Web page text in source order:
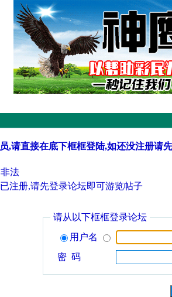
,请直接在底下框框登陆,如还没注册请
法
注册,请先登录论坛即可游览帖子
请从以下框框登录论坛
用户名
密 码